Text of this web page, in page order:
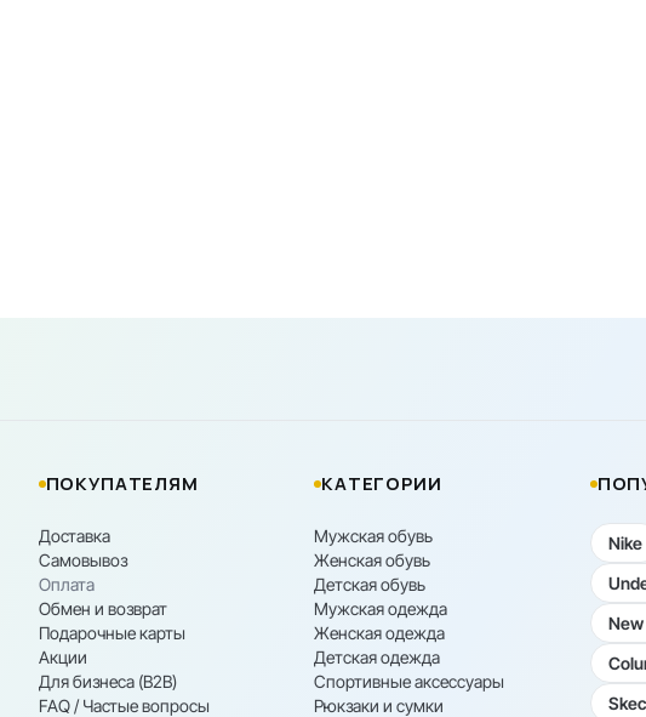
ПОКУПАТЕЛЯМ
Доставка
Самовывоз
Оплата
Обмен и возврат
Подарочные карты
Акции
Для бизнеса (B2B)
FAQ / Частые вопросы
КАТЕГОРИИ
Мужская обувь
Женская обувь
Детская обувь
Мужская одежда
Женская одежда
Детская одежда
Спортивные аксессуары
Рюкзаки и сумки
Nike